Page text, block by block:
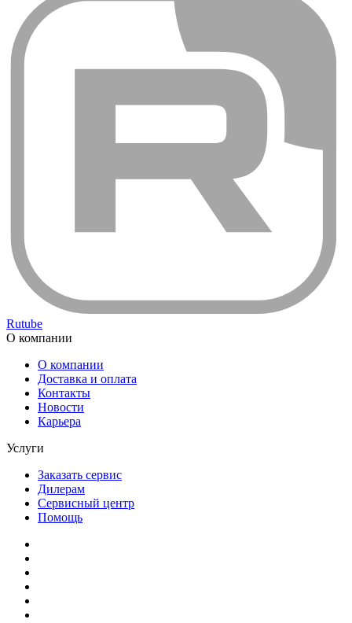
Rutube
О компании
О компании
Доставка и оплата
Контакты
Новости
Карьера
Услуги
Заказать сервис
Дилерам
Сервисный центр
Помощь